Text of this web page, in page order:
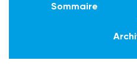
Sommaire